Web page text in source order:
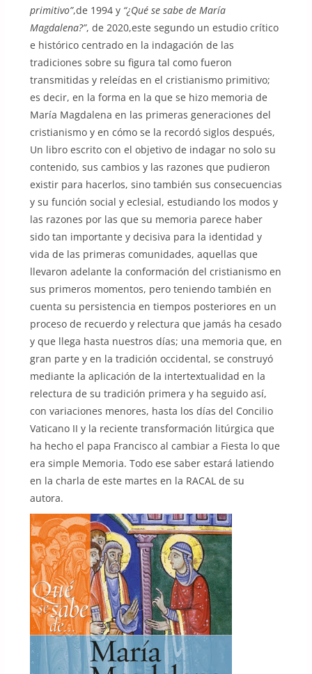
primitivo”,de 1994 y “¿Qué se sabe de María
Magdalena?”, de 2020,este segundo un estudio crítico
e histórico centrado en la indagación de las
tradiciones sobre su figura tal como fueron
transmitidas y releídas en el cristianismo primitivo;
es decir, en la forma en la que se hizo memoria de
María Magdalena en las primeras generaciones del
cristianismo y en cómo se la recordó siglos después,
Un libro escrito con el objetivo de indagar no solo su
contenido, sus cambios y las razones que pudieron
existir para hacerlos, sino también sus consecuencias
y su función social y eclesial, estudiando los modos y
las razones por las que su memoria parece haber
sido tan importante y decisiva para la identidad y
vida de las primeras comunidades, aquellas que
llevaron adelante la conformación del cristianismo en
sus primeros momentos, pero teniendo también en
cuenta su persistencia en tiempos posteriores en un
proceso de recuerdo y relectura que jamás ha cesado
y que llega hasta nuestros días; una memoria que, en
gran parte y en la tradición occidental, se construyó
mediante la aplicación de la intertextualidad en la
relectura de su tradición primera y ha seguido así,
con variaciones menores, hasta los días del Concilio
Vaticano II y la reciente transformación litúrgica que
ha hecho el papa Francisco al cambiar a Fiesta lo que
era simple Memoria. Todo ese saber estará latiendo
en la charla de este martes en la RACAL de su
autora.